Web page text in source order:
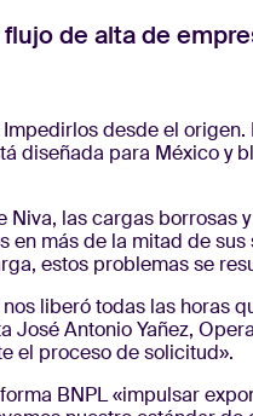
de alta de
desde el
diseñada para México y
Niva, las cargas borrosas
más de la mitad de sus
estos problemas se
liberó todas las horas
Antonio Yañez,
el proceso de solicitud».
BNPL «impulsar